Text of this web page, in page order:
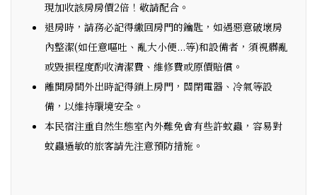
現加收該房房價2倍！敬請配合。
退房時，請務必記得繳回房門的鑰匙，如遇惡意破壞房
內整潔(如任意嘔吐、亂大小便...等)和設備者，須視髒亂
或毀損程度酌收清潔費、維修費或原價賠償。
離開房間外出時記得鎖上房門，關閉電器、冷氣等設
備，以維持環境安全。
本民宿注重自然生態室內外難免會有些許蚊蟲，容易對
蚊蟲過敏的旅客請先注意預防措施。